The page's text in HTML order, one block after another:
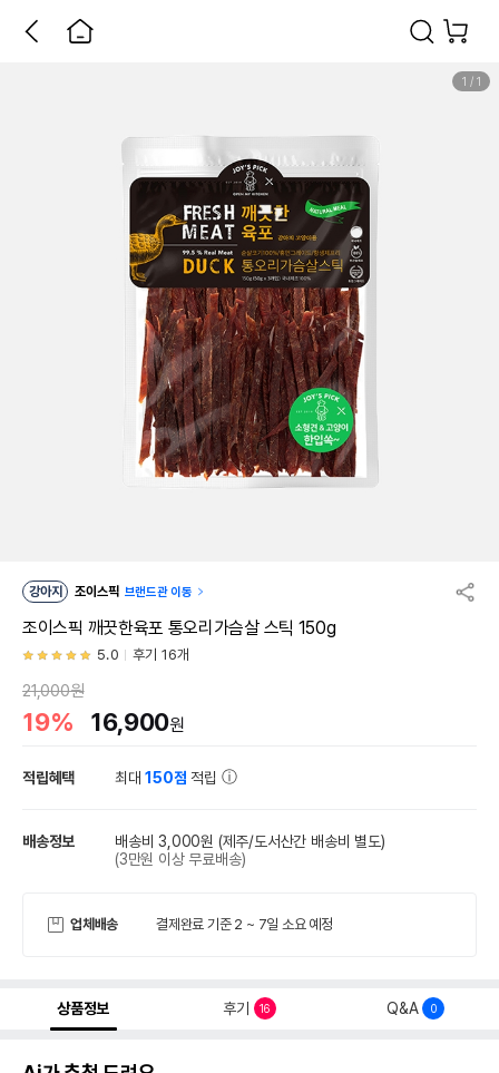
1 / 1
강아지 조이스픽 브랜드관 이동
조이스픽 깨끗한육포 통오리가슴살 스틱 150g
5.0 후기 16개
21,000원
19% 16,900원
적립혜택 최대150점 적립
배송정보 배송비 3,000원 (제주/도서산간 배송비 별도)
(3만원 이상 무료배송)
업체배송 결제완료 기준 2 ~ 7일 소요 예정
상품정보 후기 16 Q&A 0